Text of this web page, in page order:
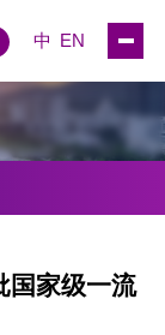
中 EN
国家级一流